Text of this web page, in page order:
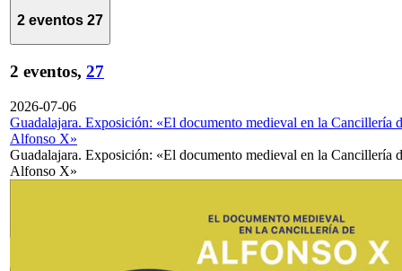
2 eventos 27
2 eventos, 27
2026-07-06
Guadalajara. Exposición: «El documento medieval en la Cancillería
Alfonso X»
Guadalajara. Exposición: «El documento medieval en la Cancillería
Alfonso X»